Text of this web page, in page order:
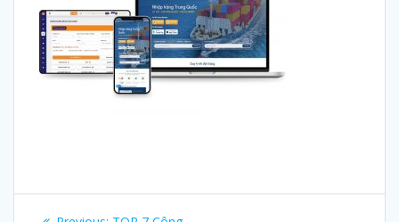
Post